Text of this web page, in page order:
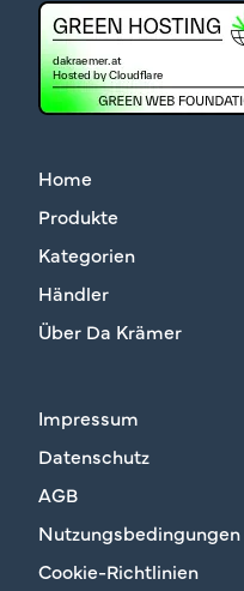
Home
Produkte
Kategorien
Händler
Über Da Krämer
Impressum
Datenschutz
AGB
Nutzungsbedingungen
Cookie-Richtlinien